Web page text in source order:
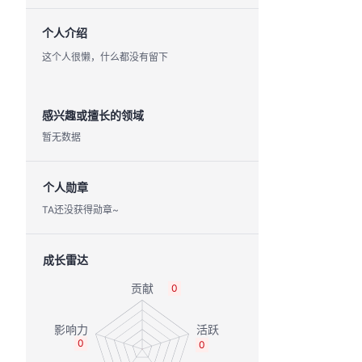
个人介绍
这个人很懒，什么都没有留下
感兴趣或擅长的领域
暂无数据
个人勋章
TA还没获得勋章~
成长雷达
0
0
0